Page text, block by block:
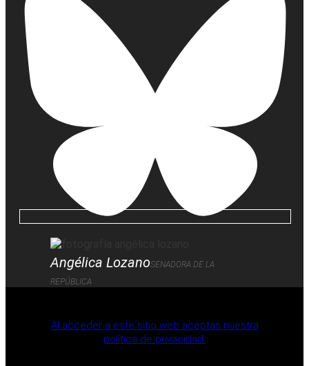
Angélica LozanoSENADORA DE LA
REPÚBLICA
Al acceder a este sitio web aceptas nuestra
política de privacidad.